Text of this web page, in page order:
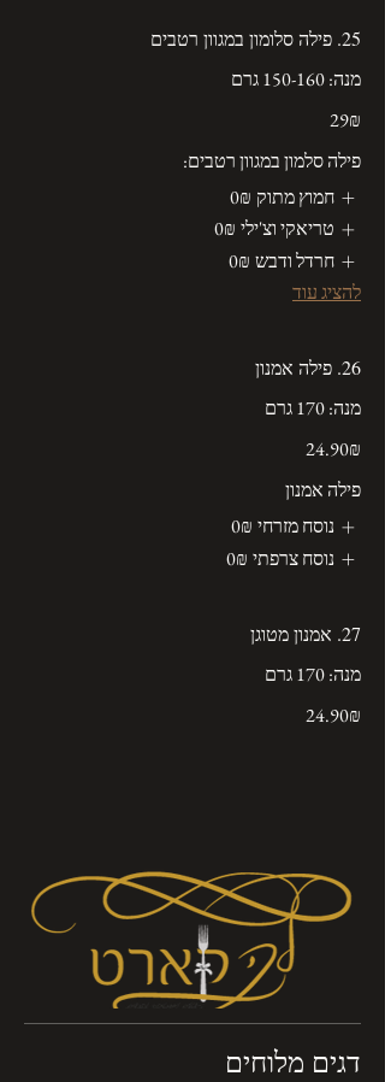
25. פילה סלומון במגוון רטבים
מנה: 150-160 גרם
‏29 ‏₪
פילה סלמון במגוון רטבים:
חמוץ מתוק ‏0 ‏₪
טריאקי וצ'ילי ‏0 ‏₪
חרדל ודבש ‏0 ‏₪
להציג עוד
26. פילה אמנון
מנה: 170 גרם
‏24.90 ‏₪
פילה אמנון
נוסח מזרחי ‏0 ‏₪
נוסח צרפתי ‏0 ‏₪
27. אמנון מטוגן
מנה: 170 גרם
‏24.90 ‏₪
דגים מלוחים